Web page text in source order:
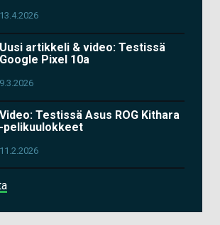
13.4.2026
Uusi artikkeli & video: Testissä
Google Pixel 10a
9.3.2026
Video: Testissä Asus ROG Kithara
-pelikuulokkeet
11.2.2026